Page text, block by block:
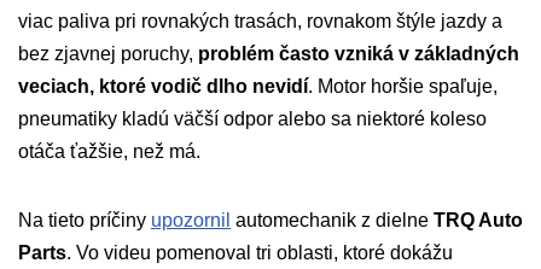
viac paliva pri rovnakých trasách, rovnakom štýle jazdy a
bez zjavnej poruchy, problém často vzniká v základných
veciach, ktoré vodič dlho nevidí. Motor horšie spaľuje,
pneumatiky kladú väčší odpor alebo sa niektoré koleso
otáča ťažšie, než má.
Na tieto príčiny upozornil automechanik z dielne TRQ Auto
Parts. Vo videu pomenoval tri oblasti, ktoré dokážu